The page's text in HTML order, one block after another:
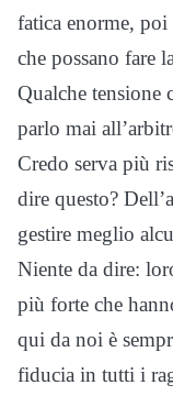
fatica enorme,
che possano fare
Qualche tensione
parlo mai
Credo serva più
dire questo?
gestire meglio
Niente da dire:
più forte che
qui da noi è
fiducia in tutti i